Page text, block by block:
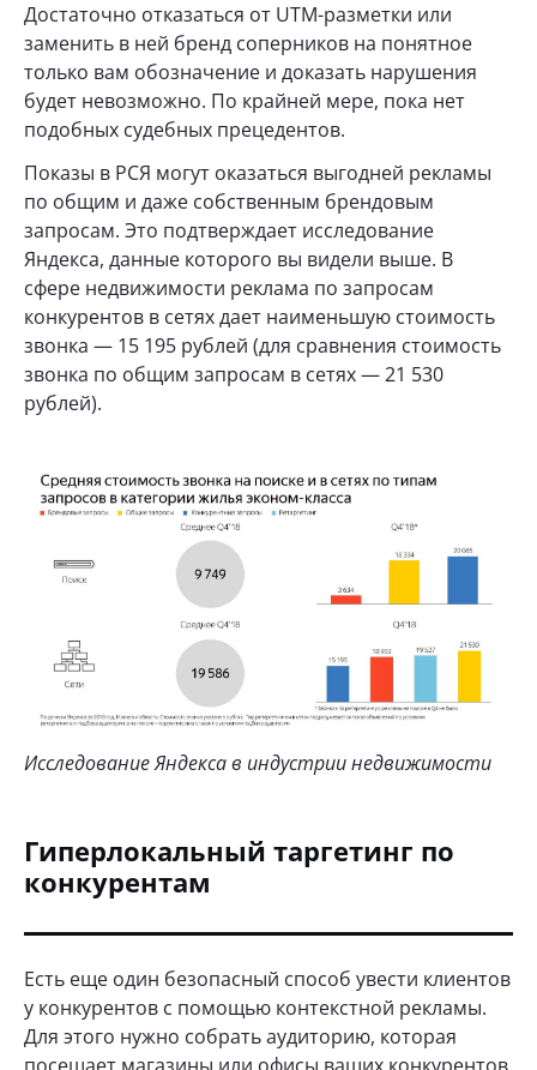
Достаточно отказаться от UTM-разметки или
заменить в ней бренд соперников на понятное
только вам обозначение и доказать нарушения
будет невозможно. По крайней мере, пока нет
подобных судебных прецедентов.
Показы в РСЯ могут оказаться выгодней рекламы
по общим и даже собственным брендовым
запросам. Это подтверждает исследование
Яндекса, данные которого вы видели выше. В
сфере недвижимости реклама по запросам
конкурентов в сетях дает наименьшую стоимость
звонка — 15 195 рублей (для сравнения стоимость
звонка по общим запросам в сетях — 21 530
рублей).
Исследование Яндекса в индустрии недвижимости
Гиперлокальный таргетинг по
конкурентам
Есть еще один безопасный способ увести клиентов
у конкурентов с помощью контекстной рекламы.
Для этого нужно собрать аудиторию, которая